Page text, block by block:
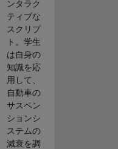
ンタラク
ティブな
スクリプ
ト。学生
は自身の
知識を応
用して、
自動車の
サスペン
ションシ
ステムの
減衰を調